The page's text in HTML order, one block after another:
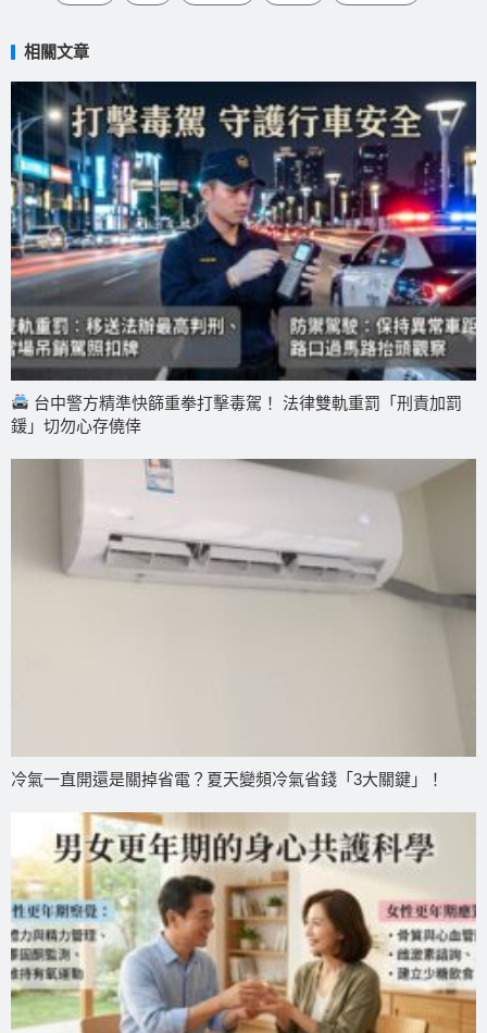
相關文章
台中警方精準快篩重拳打擊毒駕！ 法律雙軌重罰「刑責加罰
鍰」切勿心存僥倖
冷氣一直開還是關掉省電？夏天變頻冷氣省錢「3大關鍵」！